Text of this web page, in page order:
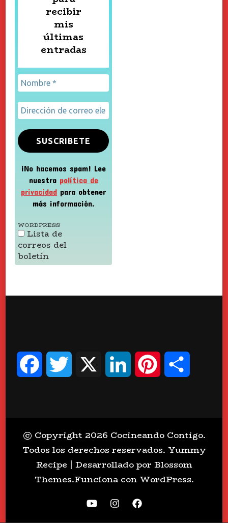
recibir
mis
últimas
entradas
¡No hacemos spam! Lee
nuestra política de
privacidad para obtener
más información.
WORDPRESS
Lista de
correos del
boletín
FacebookTwitter LinkedInPinterest
© Copyright 2026 Cocineando Contigo.
Todos los derechos reservados. Yummy
Recipe | Desarrollado por Blossom
Themes.Funciona con WordPress.